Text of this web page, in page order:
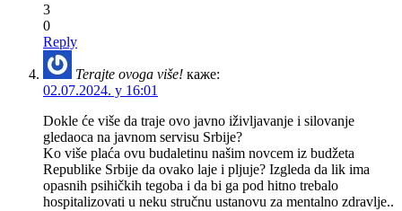
3
0
Reply
Terajte ovoga više! каже:
02.07.2024. у 16:01
Dokle će više da traje ovo javno iživljavanje i silovanje
gledaoca na javnom servisu Srbije?
Ko više plaća ovu budaletinu našim novcem iz budžeta
Republike Srbije da ovako laje i pljuje? Izgleda da lik ima
opasnih psihičkih tegoba i da bi ga pod hitno trebalo
hospitalizovati u neku stručnu ustanovu za mentalno zdravlje..